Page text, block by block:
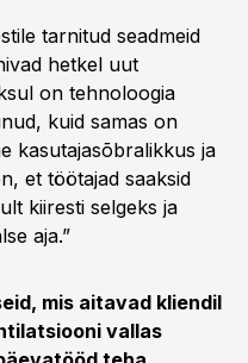
tarnitud seadmeid
hetkel uut
on tehnoloogia
kuid samas on
kasutajasõbralikkus ja
et töötajad saaksid
kiiresti selgeks ja
aja.”
mis aitavad kliendil
vallas